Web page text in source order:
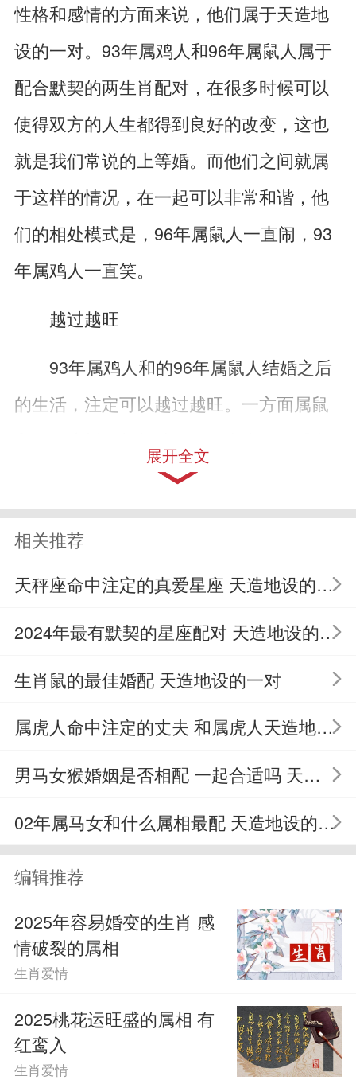
性格和感情的方面来说，他们属于天造地
设的一对。93年属鸡人和96年属鼠人属于
配合默契的两生肖配对，在很多时候可以
使得双方的人生都得到良好的改变，这也
就是我们常说的上等婚。而他们之间就属
于这样的情况，在一起可以非常和谐，他
们的相处模式是，96年属鼠人一直闹，93
年属鸡人一直笑。
越过越旺
93年属鸡人和的96年属鼠人结婚之后
的生活，注定可以越过越旺。一方面属鼠
成为恋人夫妻的，如果两个人想要一生携
手共度就需要付出比常人更大的努力。所
以在婚后属鼠和属鸡的人他们都会格外珍
惜彼此的感情，所以他们的感情会比与其
他属性的人要牢固。另外，这两个属相的
自己的家不值得整整齐齐的，所以如果这
两个属性的人生活在一起，一般不会有很
大的冲突。
注意事项
单靠一方对另一方的夸赞而维系的感
情是很脆弱的，因此96年属鼠的人和93年
属鸡的人要想真正的走到一起，还需要多
培养一些共同的爱好，让感情生活充满温
馨与甜蜜将会更好。毕竟可以容忍一年两
年，甚至十年二十年，容忍一辈子还是比
展开全文
相关推荐
天秤座命中注定的真爱星座 天造地设的一对
2024年最有默契的星座配对 天造地设的一对星座
生肖鼠的最佳婚配 天造地设的一对
属虎人命中注定的丈夫 和属虎人天造地设的生肖
男马女猴婚姻是否相配 一起合适吗 天造地设的一对
02年属马女和什么属相最配 天造地设的一对是谁
编辑推荐
2025年容易婚变的生肖 感
情破裂的属相
生肖爱情
2025桃花运旺盛的属相 有
红鸾入
生肖爱情